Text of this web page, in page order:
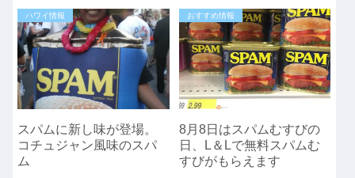
ハワイ情報
スパムに新し味が登場。
コチュジャン風味のスパ
ム
おすすめ情報
8月8日はスパムむすびの
日、L＆Lで無料スパムむ
すびがもらえます